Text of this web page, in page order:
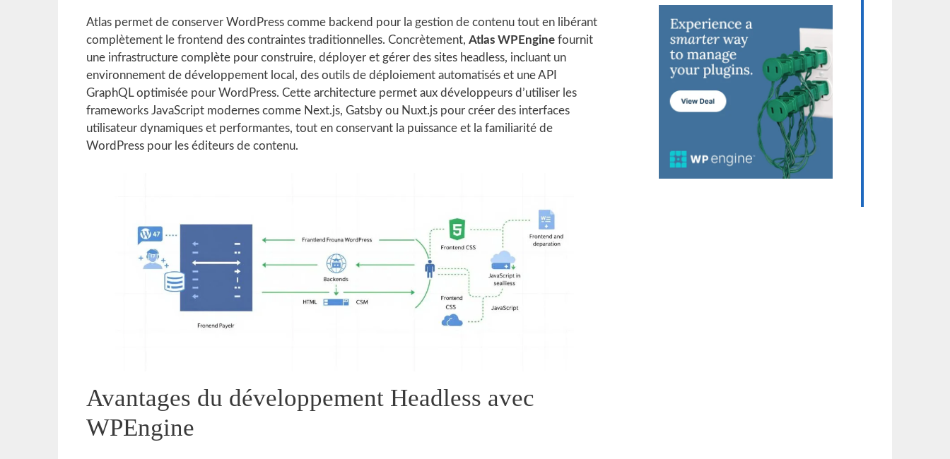
Atlas permet de conserver WordPress comme backend pour la gestion de contenu tout en libérant
complètement le frontend des contraintes traditionnelles. Concrètement, Atlas WPEngine fournit
une infrastructure complète pour construire, déployer et gérer des sites headless, incluant un
environnement de développement local, des outils de déploiement automatisés et une API
GraphQL optimisée pour WordPress. Cette architecture permet aux développeurs d’utiliser les
frameworks JavaScript modernes comme Next.js, Gatsby ou Nuxt.js pour créer des interfaces
utilisateur dynamiques et performantes, tout en conservant la puissance et la familiarité de
WordPress pour les éditeurs de contenu.
Avantages du développement Headless avec
WPEngine